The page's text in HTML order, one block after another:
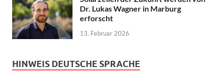
Dr. Lukas Wagner in Marburg
erforscht
13. Februar 2026
HINWEIS DEUTSCHE SPRACHE